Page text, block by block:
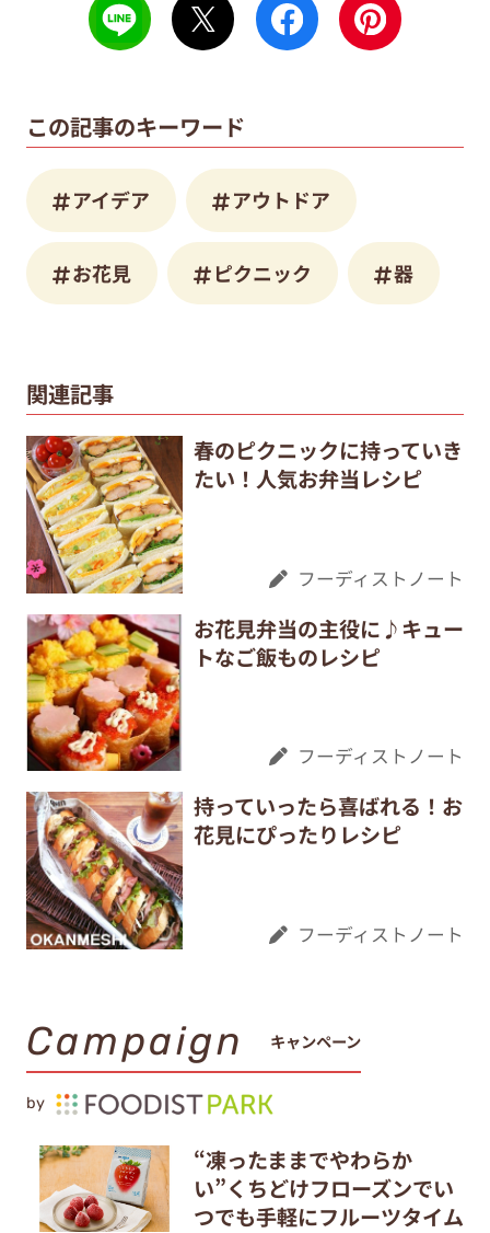
この記事のキーワード
アイデア アウトドア
お花見 ピクニック 器
関連記事
春のピクニックに持っていき
たい！人気お弁当レシピ
フーディストノート
お花見弁当の主役に♪キュー
トなご飯ものレシピ
フーディストノート
持っていったら喜ばれる！お
花見にぴったりレシピ
フーディストノート
Campaign キャンペーン
by
“凍ったままでやわらか
い”くちどけフローズンでい
つでも手軽にフルーツタイム